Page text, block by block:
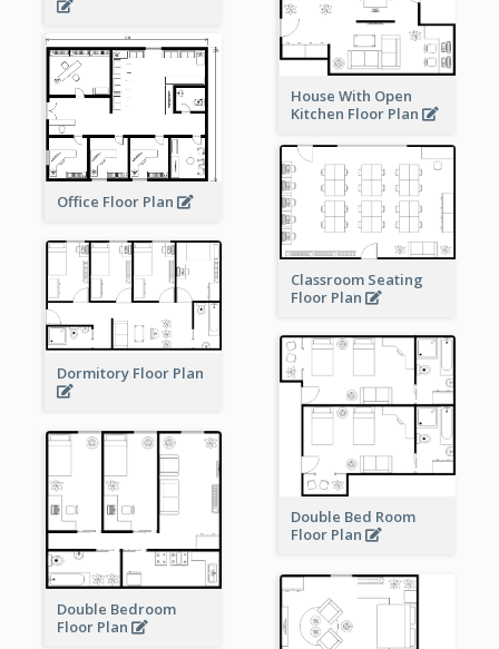
House With Open
Kitchen Floor Plan
Office Floor Plan
Classroom Seating
Floor Plan
Dormitory Floor Plan
Double Bed Room
Floor Plan
Double Bedroom
Floor Plan